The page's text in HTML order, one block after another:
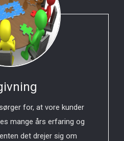
for, at vore kunder
mange års erfaring og
det drejer sig om